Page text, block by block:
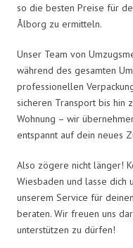
so die besten Preise für
Ålborg zu ermitteln.
Unser Team von
während des gesamten
professionellen
sicheren Transport bis hin
Wohnung – wir
entspannt auf dein neues
Also zögere nicht länger!
Wiesbaden und lasse dich
unserem Service für
beraten. Wir freuen uns
unterstützen zu dürfen!